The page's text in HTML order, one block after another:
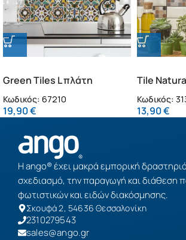
Green Tiles L πλάτη
προστασίας τοίχου εστιών
κουζίνας (67210)
Κωδικός: 67210
19,90€
Tile
κουζίνας
Κωδικός:
13,90€
Η ango® έχει μακρά εμπορική
σχεδιασμό, την παραγωγή και διάθεση
φωτιστικών και ειδών διακόσμησης.
Σκουφά 2, 54636 Θεσσαλονίκη
2310279543
sales@ango.gr